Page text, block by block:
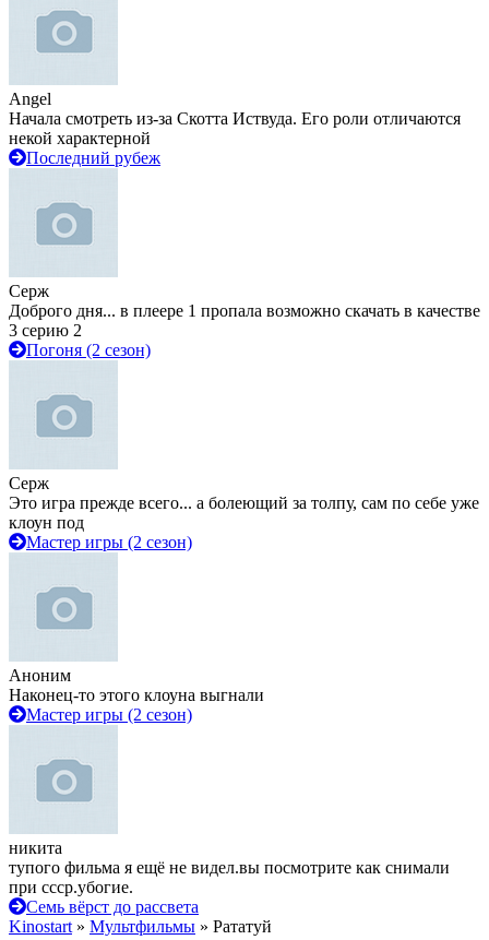
Angel
Начала смотреть из-за Скотта Иствуда. Его роли отличаются
некой характерной
Последний рубеж
Серж
Доброго дня... в плеере 1 пропала возможно скачать в качестве
3 серию 2
Погоня (2 сезон)
Серж
Это игра прежде всего... а болеющий за толпу, сам по себе уже
клоун под
Мастер игры (2 сезон)
Аноним
Наконец-то этого клоуна выгнали
Мастер игры (2 сезон)
никита
тупого фильма я ещё не видел.вы посмотрите как снимали
при ссср.убогие.
Семь вёрст до рассвета
Kinostart » Мультфильмы » Рататуй